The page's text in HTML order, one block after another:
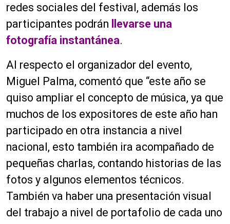
redes sociales del festival, además los
participantes podrán llevarse una
fotografía instantánea.
Al respecto el organizador del evento,
Miguel Palma, comentó que “este año se
quiso ampliar el concepto de música, ya que
muchos de los expositores de este año han
participado en otra instancia a nivel
nacional, esto también ira acompañado de
pequeñas charlas, contando historias de las
fotos y algunos elementos técnicos.
También va haber una presentación visual
del trabajo a nivel de portafolio de cada uno